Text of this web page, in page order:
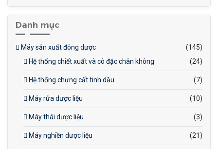
Danh mục
Máy sản xuất đông dược
(145)
Hệ thống chiết xuất và cô đặc chân không
(24)
Hệ thống chưng cất tinh dầu (7)
Máy rửa dược liệu (10)
Máy thái dược liệu (3)
Máy nghiền dược liệu (21)